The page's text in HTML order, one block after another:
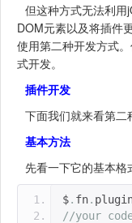
但这种方式无法利
DOM元素以及将插件
使用第二种开发方式
式开发。
插件开发
下面我们就来看第二
基本方法
先看一下它的基本格
$. fn.
//your